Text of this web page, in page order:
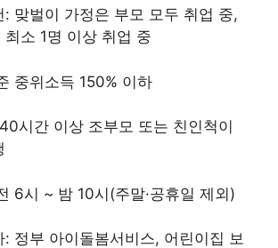
: 맞벌이 가정은 부모 모두 취업 중,
소 1명 이상 취업 중
중위소득 150% 이하
시간 이상 조부모 또는 친인척이
6시 ~ 밤 10시(주말·공휴일 제외)
: 정부 아이돌봄서비스, 어린이집 보